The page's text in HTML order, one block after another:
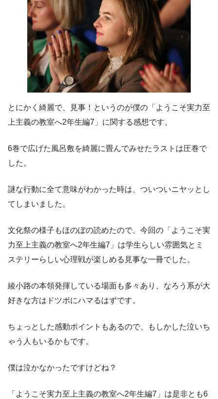
とにかく綺麗で、見事！というのが僕の「ようこそ実力至
上主義の教室へ2年生編7」に関する感想です。
6巻で広げた風呂敷を綺麗に畳んでみせたラストは圧巻で
した。
謎な行動に全て意味がわかった時は、ついついニヤッとし
てしまいました。
文化祭の様子もほのぼの読めたので、今回の「ようこそ実
力至上主義の教室へ2年生編7」は学生らしい雰囲気とミ
ステリーらしい心理戦が楽しめる見事な一冊でした。
綾小路の本領発揮している場面も多々あり、なろう系が大
好きな方はドツボにハマるはずです。
ちょっとした感動ポイントもあるので、もしかした泣いち
ゃう人もいるかもです。
僕は泣かなかったですけどね？
「ようこそ実力至上主義の教室へ2年生編7」は是非とも6